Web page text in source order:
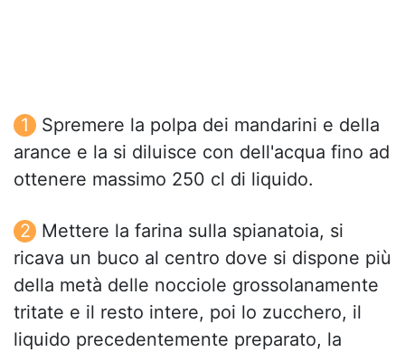
Spremere la polpa dei mandarini e della
arance e la si diluisce con dell'acqua fino ad
ottenere massimo 250 cl di liquido.
Mettere la farina sulla spianatoia, si
ricava un buco al centro dove si dispone più
della metà delle nocciole grossolanamente
tritate e il resto intere, poi lo zucchero, il
liquido precedentemente preparato, la